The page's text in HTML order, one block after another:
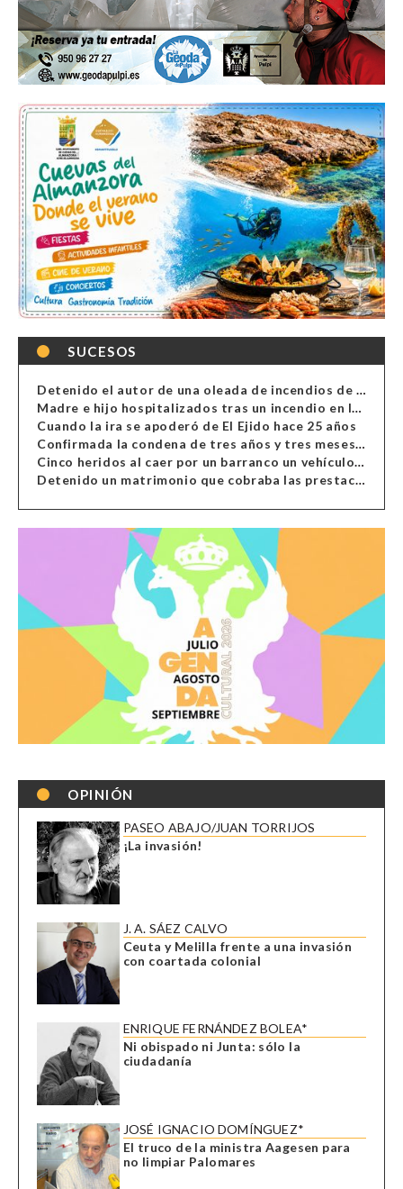
SUCESOS
Detenido el autor de una oleada de incendios de contenedores en Almería
Madre e hijo hospitalizados tras un incendio en la cocina de una vivienda en Almería
Cuando la ira se apoderó de El Ejido hace 25 años
Confirmada la condena de tres años y tres meses al hombre de Antas acusado de xenofobia
Cinco heridos al caer por un barranco un vehículo en Alcolea
Detenido un matrimonio que cobraba las prestaciones de ilegales en Almería, Granada, Málaga, Huelva y Murcia
OPINIÓN
PASEO ABAJO/JUAN TORRIJOS
¡La invasión!
J. A. SÁEZ CALVO
Ceuta y Melilla frente a una invasión
con coartada colonial
ENRIQUE FERNÁNDEZ BOLEA*
Ni obispado ni Junta: sólo la
ciudadanía
JOSÉ IGNACIO DOMÍNGUEZ*
El truco de la ministra Aagesen para
no limpiar Palomares